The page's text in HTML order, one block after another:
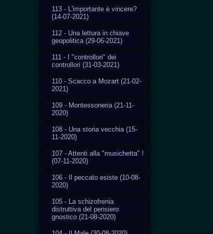
113 - L'importante è vincere?
(14-07-2021)
112 - Una lettura in chiave
geopolitica (29-06-2021)
111 - I "controllori" dei
controllori (31-03-2021)
110 - Scacco a Mozart (21-02-
2021)
109 - Montessoneria (21-11-
2020)
108 - Una storia vecchia (15-
11-2020)
107 - Attenti alla "musichetta" !
(07-11-2020)
106 - Il peccato esiste (10-08-
2020)
105 - La schizofrenia
distruttiva del pensiero
gnostico (21-08-2020)